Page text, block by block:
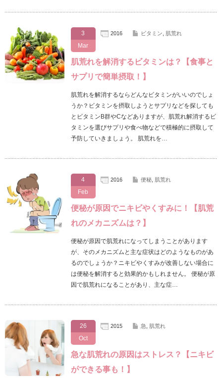
3
Mar
2016 ビタミン 肌荒れ
肌荒れを解消するビタミンは？【食事と
サプリで簡単摂取！】
肌荒れを解消するならどんなビタミンがいいのでしょ
うか？ビタミンを摂取しようとサプリなどを探しても
とビタミンB群やCなどありますが、肌荒れ解消するビ
タミンを選びサプリや食べ物などで積極的に摂取して
予防していきましょう。 肌荒れを…
4
Feb
2016 便秘, 肌荒れ
便秘が原因でニキビやくすみに！【肌荒
れのメカニズムは？】
便秘が原因で肌荒れになってしまうことがあります
が、そのメカニズムと主な症状はどのようなものがあ
るのでしょうか？ニキビやくすみが改善しない場合に
は便秘を解消すると効果的かもしれません。 便秘が原
因で肌荒れになることがあり、主な症…
26
Oct
2015 急 肌荒れ
急な肌荒れの原因はストレス？【ニキビ
ができる事も！】